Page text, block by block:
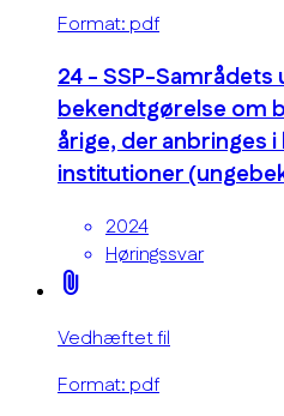
Format: pdf
24 - SSP-
bekendtgørelse om
årige, der anbringes
institutioner
2024
Høringssvar
attach_file
Vedhæftet fil
Format: pdf